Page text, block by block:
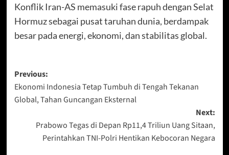
Konflik Iran-AS memasuki fase rapuh dengan Selat
Hormuz sebagai pusat taruhan dunia, berdampak
besar pada energi, ekonomi, dan stabilitas global.
Post
navigation
Previous:
Ekonomi Indonesia Tetap Tumbuh di Tengah Tekanan
Global, Tahan Guncangan Eksternal
Next:
Prabowo Tegas di Depan Rp11,4 Triliun Uang Sitaan,
Perintahkan TNI-Polri Hentikan Kebocoran Negara